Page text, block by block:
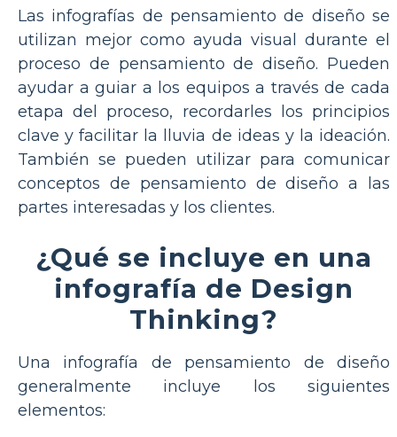
Las infografías de pensamiento de diseño se
utilizan mejor como ayuda visual durante el
proceso de pensamiento de diseño. Pueden
ayudar a guiar a los equipos a través de cada
etapa del proceso, recordarles los principios
clave y facilitar la lluvia de ideas y la ideación.
También se pueden utilizar para comunicar
conceptos de pensamiento de diseño a las
partes interesadas y los clientes.
¿Qué se incluye en una
infografía de Design
Thinking?
Una infografía de pensamiento de diseño
generalmente incluye los siguientes
elementos: